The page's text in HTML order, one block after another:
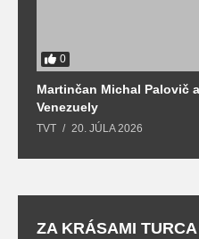
0
Martinčan Michal Palovič
Venezuely
TVT 20. JÚLA 2026
ZA KRÁSAMI TURCA